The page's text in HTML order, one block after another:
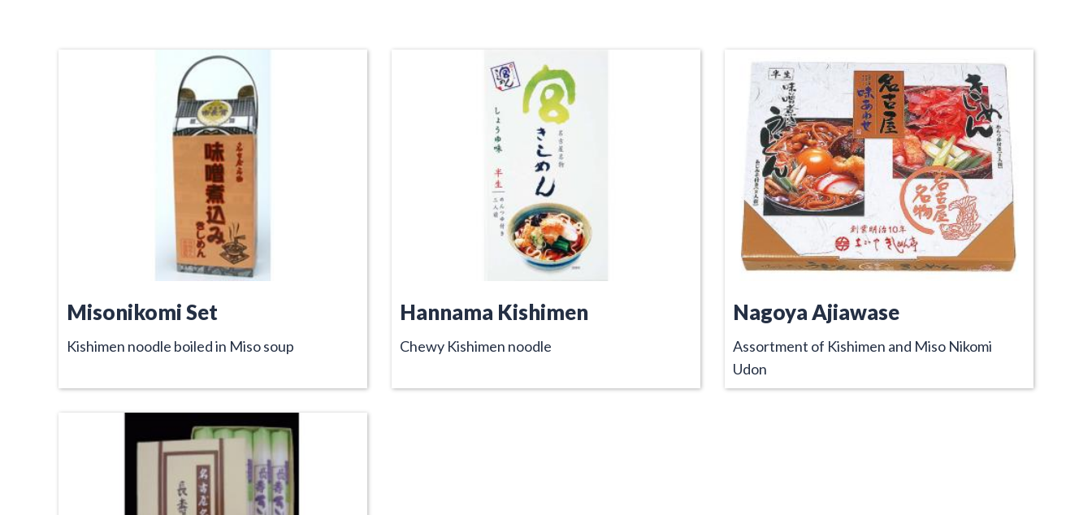
Misonikomi Set
Kishimen noodle boiled in Miso soup
Hannama Kishimen
Chewy Kishimen noodle
Nagoya Ajiawase
Assortment of Kishimen and Miso Nikomi
Udon